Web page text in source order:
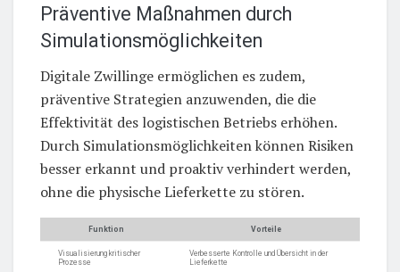
Präventive Maßnahmen durch
Simulationsmöglichkeiten
Digitale Zwillinge ermöglichen es zudem,
präventive Strategien anzuwenden, die die
Effektivität des logistischen Betriebs erhöhen.
Durch Simulationsmöglichkeiten können Risiken
besser erkannt und proaktiv verhindert werden,
ohne die physische Lieferkette zu stören.
Funktion Vorteile
Visualisierung kritischer
Prozesse
Verbesserte Kontrolle und Übersicht in der
Lieferkette